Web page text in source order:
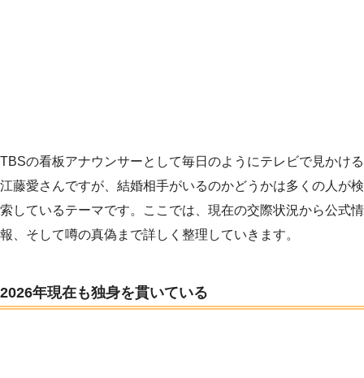
TBSの看板アナウンサーとして毎日のようにテレビで見かける
江藤愛さんですが、結婚相手がいるのかどうかは多くの人が検
索しているテーマです。ここでは、現在の交際状況から公式情
報、そして噂の真偽まで詳しく整理していきます。
2026年現在も独身を貫いている